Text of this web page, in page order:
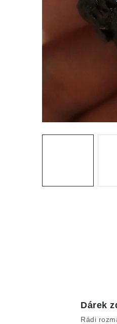
Dárek
Rádi